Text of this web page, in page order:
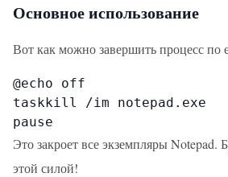
Основное использование
Вот как можно завершить процесс по
@echo off
taskkill /im notepad.exe
pause
Это закроет все экземпляры Notepad.
этой силой!